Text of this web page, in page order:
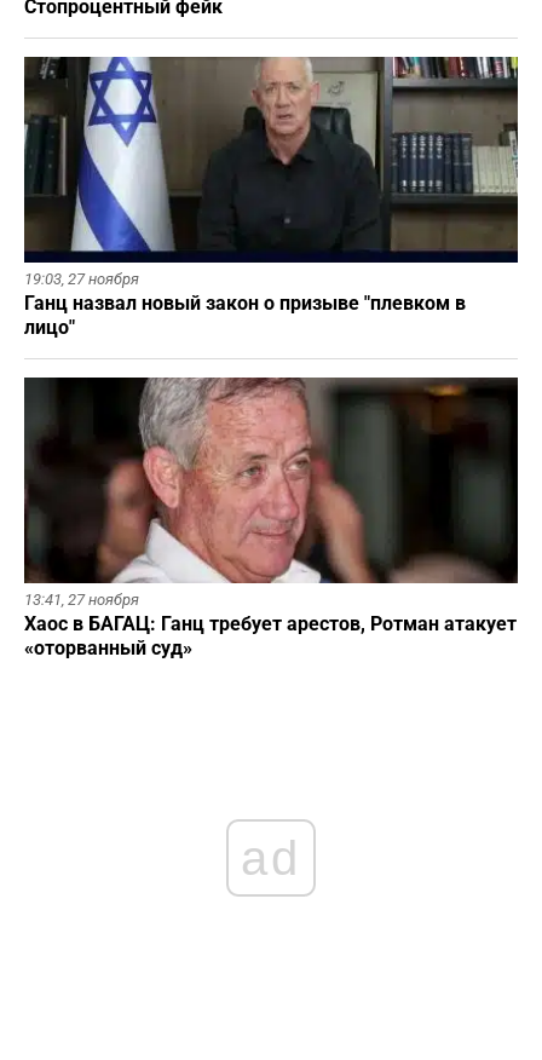
Стопроцентный фейк
19:03, 27 ноября
Ганц назвал новый закон о призыве "плевком в
лицо"
13:41, 27 ноября
Хаос в БАГАЦ: Ганц требует арестов, Ротман атакует
«оторванный суд»
ad